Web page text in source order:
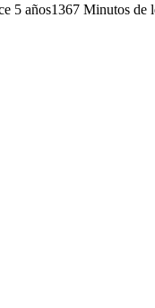
5 años1367 Minutos de